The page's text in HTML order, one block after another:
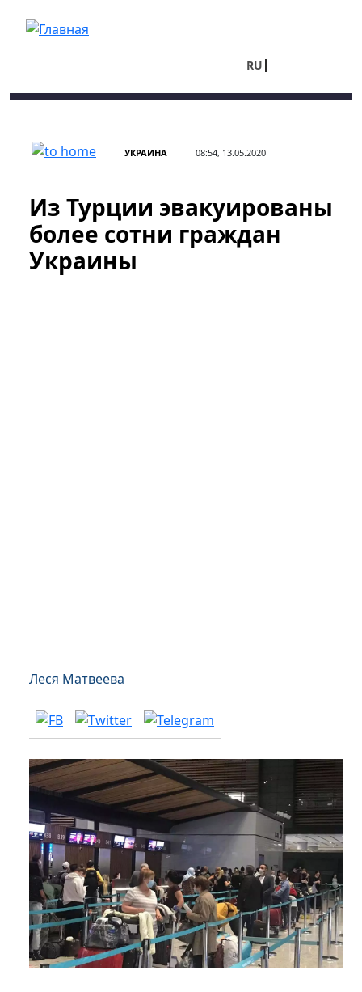
RU
УКРАИНА 08:54, 13.05.2020
Из Турции эвакуированы
более сотни граждан
Украины
Леся Матвеева